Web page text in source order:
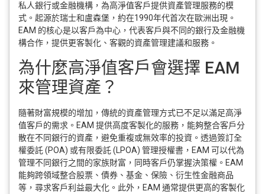
私人銀行或金融機構，為高淨值客戶提供資產管理服務的模
式。起源於瑞士和盧森堡，約在1990年代首次在歐洲出現。
EAM 的核心是以客戶為中心，代表客戶與不同的銀行及金融機
構合作，提供更客製化、客觀的資產管理建議和服務。
為什麼高淨值客戶會選擇 EAM
來管理資產？
隨著財富規模的增加，傳統的資產管理方式已不足以滿足高淨
值客戶的需求。EAM 提供高度客製化的服務，能夠整合客戶分
散在不同銀行的資產，避免重複或無效率的投資。透過簽訂全
權委託 (POA) 或有限委託 (LPOA) 管理授權書，EAM 可以代為
管理不同銀行之間的家族財富，同時客戶仍掌握決策權。EAM
能夠跨領域整合股票、債券、基金、保險、衍生性金融商品
等，尋求客戶利益最大化。此外，EAM 通常提供更高的客製化